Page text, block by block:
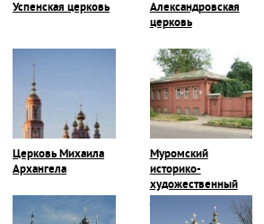
Успенская церковь
Александровская
церковь
Церковь Михаила
Архангела
Муромский
историко-
художественный